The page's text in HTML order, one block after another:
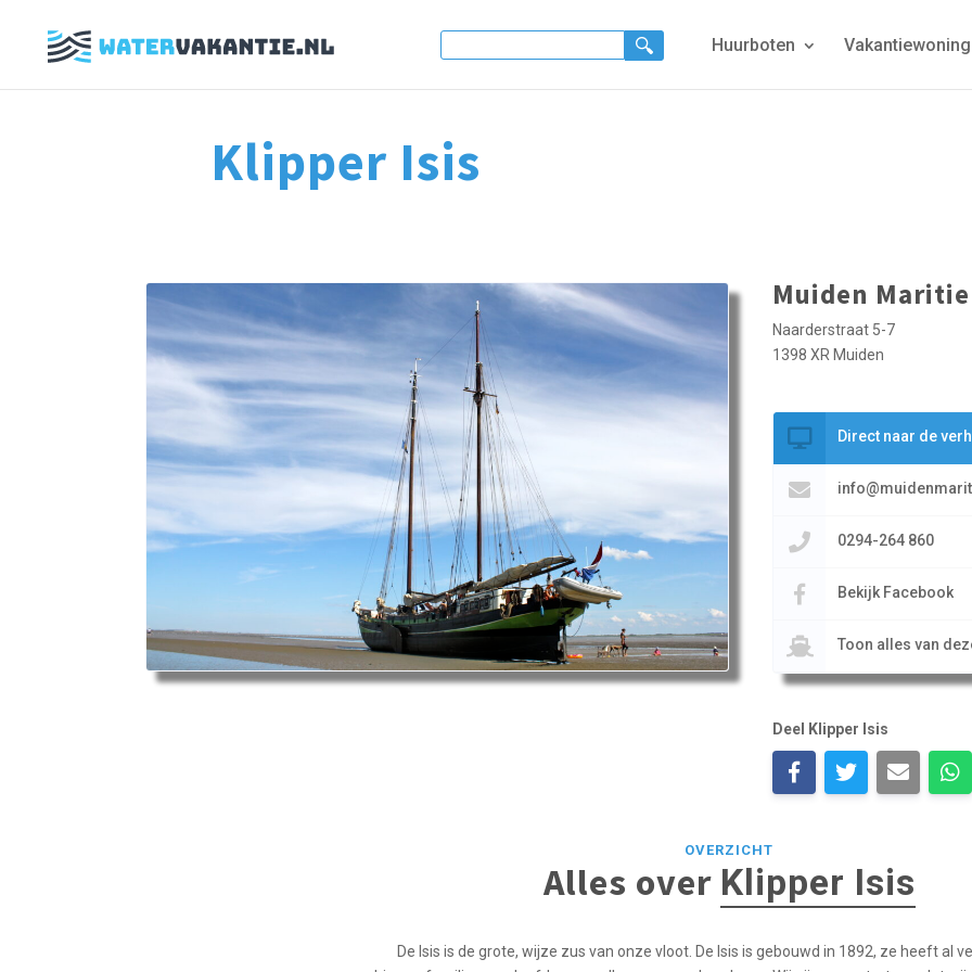
Huurboten
Klipper Isis
Muiden
Naarderstraat 5-7
1398 XR Muiden
Direct naar de
0294-264 860
Bekijk Facebook
Toon alles van
Deel Klipper Isis
OVERZICHT
Alles over Klipper Isis
De Isis is de grote, wijze zus van onze vloot. De Isis is gebouwd in 1892, ze heeft al